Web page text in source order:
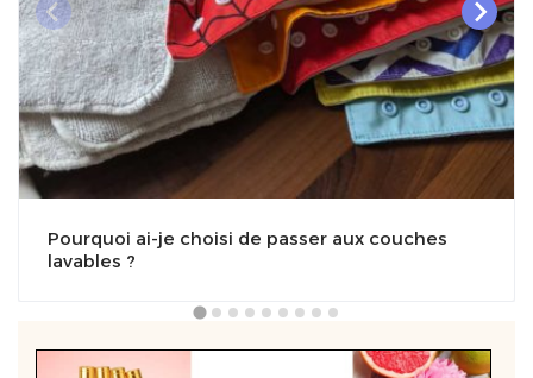
Pourquoi ai-je choisi de passer aux couches
lavables ?